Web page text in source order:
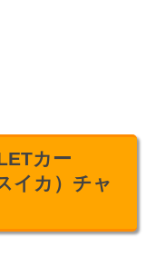
カー
イカ）チャ